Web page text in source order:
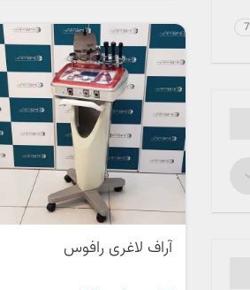
7
آراف لاغری رافوس